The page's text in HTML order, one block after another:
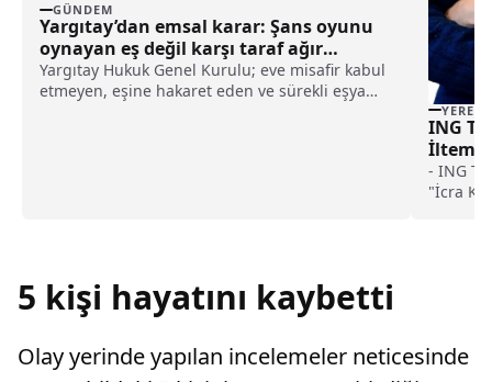
GÜNDEM
Yargıtay’dan emsal karar: Şans oyunu
oynayan eş değil karşı taraf ağır
kusurlu sayıldı
Yargıtay Hukuk Genel Kurulu; eve misafir kabul
etmeyen, eşine hakaret eden ve sürekli eşya
YEREL
ING
İltemir
- ING
"İcra
5 kişi hayatını kaybetti
Olay yerinde yapılan incelemeler neticesinde